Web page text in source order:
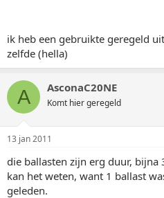
ik heb een gebruikte geregeld
zelfde (hella)
A AsconaC20NE
Komt hier geregeld
13 jan 2011
die ballasten zijn erg duur,
kan het weten, want 1 ballast
geleden.